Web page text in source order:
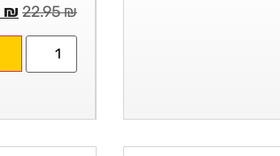
22.95₪
₪